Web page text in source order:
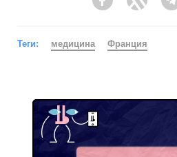
FacebookTwitter
Теги: медицина Франция